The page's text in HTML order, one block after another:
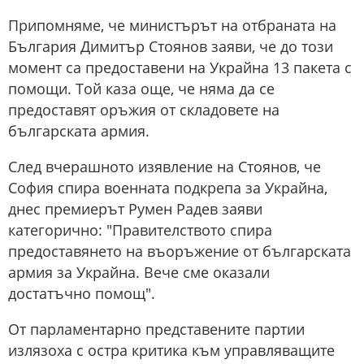
Припомняме, че министърът на отбраната на
България Димитър Стоянов заяви, че до този
момент са предоставени на Украйна 13 пакета с
помощи. Той каза още, че няма да се
предоставят оръжия от складовете на
българската армия.
След вчерашното изявление на Стоянов, че
София спира военната подкрепа за Украйна,
днес премиерът Румен Радев заяви
категорично: "Правителството спира
предоставянето на въоръжение от българската
армия за Украйна. Вече сме оказали
достатъчно помощ".
От парламентарно представените партии
излязоха с остра критика към управляващите